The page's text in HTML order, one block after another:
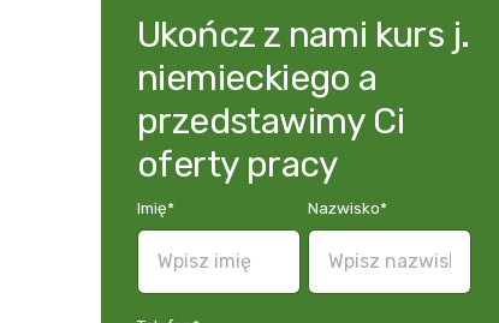
Ukończ z nami kurs j.
niemieckiego a
przedstawimy Ci
oferty pracy
Imię* Nazwisko*